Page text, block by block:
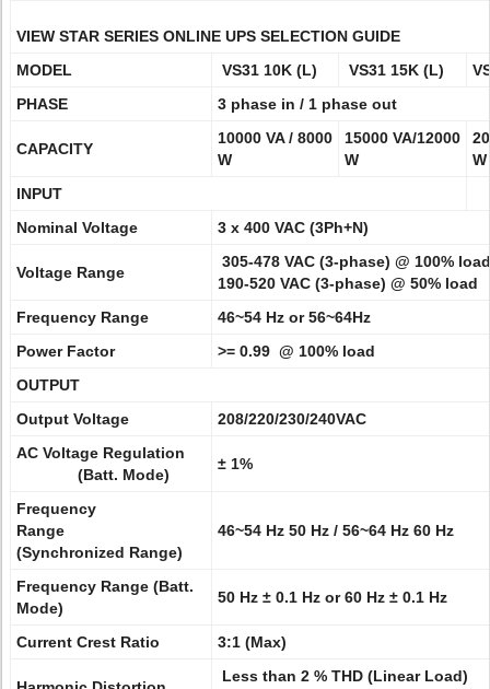
VIEW STAR SERIES ONLINE UPS SELECTION GUIDE
MODEL
VS31 10K (L) VS31 15K (L)
PHASE
3 phase in / 1 phase out
CAPACITY
10000 VA / 8000
W
15000 VA/12000
W
W
INPUT
Nominal Voltage
3 x 400 VAC (3Ph+N)
Voltage Range
305-478 VAC (3-phase) @ 100% load
190-520 VAC (3-phase) @ 50% load
Frequency Range
46~54 Hz or 56~64Hz
Power Factor
>= 0.99 @ 100% load
OUTPUT
Output Voltage
208/220/230/240VAC
AC Voltage Regulation
(Batt. Mode)
± 1%
Frequency
Range
(Synchronized Range)
46~54 Hz 50 Hz / 56~64 Hz 60 Hz
Frequency Range (Batt.
Mode)
50 Hz ± 0.1 Hz or 60 Hz ± 0.1 Hz
Current Crest Ratio 3:1 (Max)
Less than 2 % THD (Linear Load)